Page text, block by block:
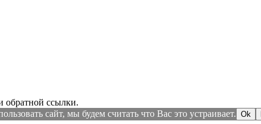
обратной ссылки.
сайт, мы будем считать что Вас это устраивает. Ok